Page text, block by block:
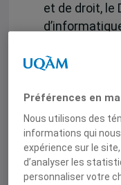
et de droit, le
gestion de
Affaires
cet
enjeux et les
l’intelligence
émerger des
Préférences en
Nous utilisons des
informations qui
expérience sur le
d’analyser les
personnaliser votre